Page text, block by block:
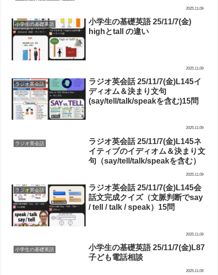
2025.11.09
小学生の基礎英語
小学生の基礎英語 25/11/7(金)
highとtall の違い
2025.11.09
ラジオ英会話
ラジオ英会話 25/11/7(金)L145イ
ディオム＆決まり文句
(say/tell/talk/speakを含む)15問
2025.11.09
ラジオ英会話
ラジオ英会話 25/11/7(金)L145ネ
イティブのイディオム＆決まり文
句（say/tell/talk/speakを含む）
2025.11.09
ラジオ英会話
ラジオ英会話 25/11/7(金)L145会
話文完成クイズ（文脈判断でsay
/ tell / talk / speak）15問
2025.11.09
小学生の基礎英語
小学生の基礎英語 25/11/7(金)L87
子ども電話相談
2025.11.09